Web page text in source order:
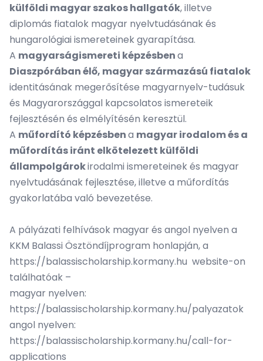
külföldi magyar szakos hallgatók, illetve
diplomás fiatalok magyar nyelvtudásának és
hungarológiai ismereteinek gyarapítása.
A magyarságismereti képzésbena
Diaszpórában élő, magyar származású fiatalok
identitásának megerősítése magyarnyelv-tudásuk
és Magyarországgal kapcsolatos ismereteik
fejlesztésén és elmélyítésén keresztül.
A műfordító képzésbena magyar irodalom és a
műfordítás iránt elkötelezett külföldi
állampolgárokirodalmi ismereteinek és magyar
nyelvtudásának fejlesztése, illetve a műfordítás
gyakorlatába való bevezetése.
A pályázati felhívások magyar és angol nyelven a
KKM Balassi Ösztöndíjprogram honlapján, a
https://balassischolarship.kormany.hu website-on
találhatóak –
magyar nyelven:
https://balassischolarship.kormany.hu/palyazatok
angol nyelven:
https://balassischolarship.kormany.hu/call-for-
applications